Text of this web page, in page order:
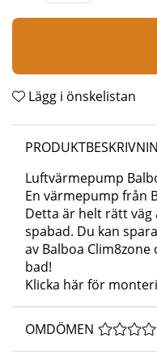
Lägg i önskelistan
Luftvärmepump
En värmepump från
Detta är helt rätt
spabad. Du kan
av Balboa
bad!
Klicka här för
OMDÖMEN